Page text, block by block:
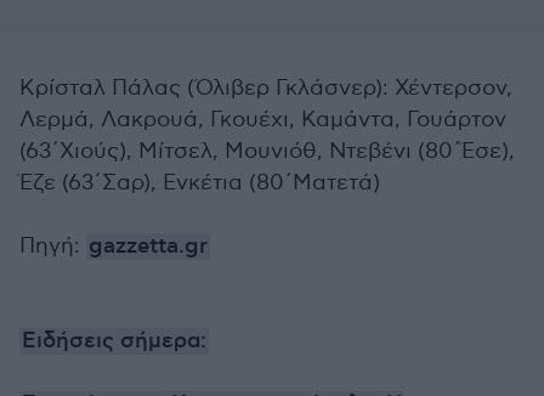
Κρίσταλ Πάλας (Όλιβερ Γκλάσνερ): Χέντερσον,
Λερμά, Λακρουά, Γκουέχι, Καμάντα, Γουάρτον
(63΄Χιούς), Μίτσελ, Μουνιόθ, Ντεβένι (80΄Έσε),
Έζε (63΄Σαρ), Ενκέτια (80΄Ματετά)
Πηγή: gazzetta.gr
Ειδήσεις σήμερα: